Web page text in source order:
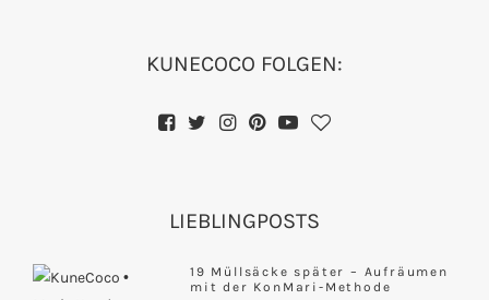
KUNECOCO FOLGEN:
LIEBLINGPOSTS
19 Müllsäcke später – Aufräumen
mit der KonMari-Methode